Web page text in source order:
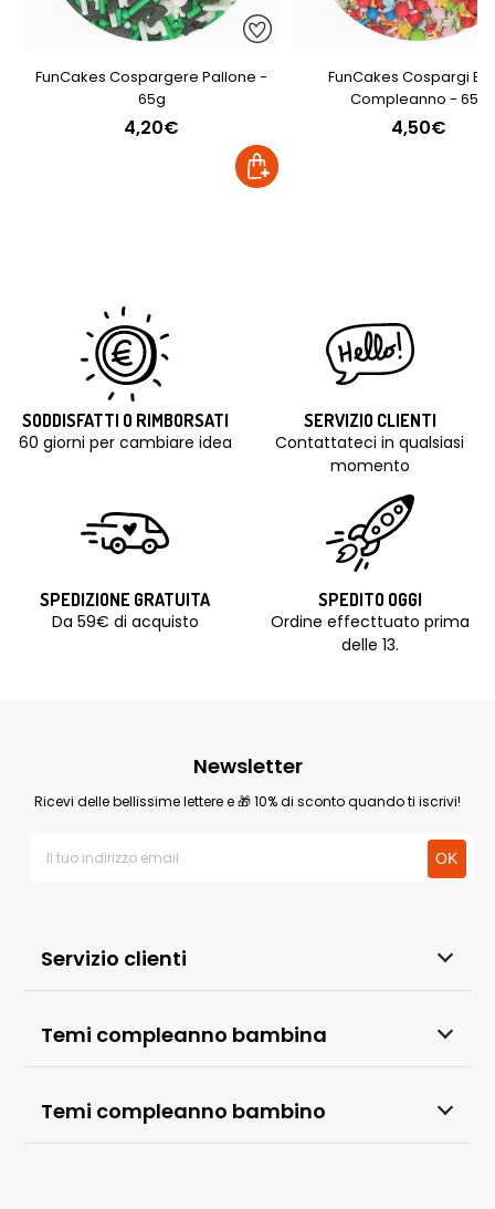
FunCakes Cospargere Pallone -
65g
4,20€
FunCakes Cospargi
Compleanno - 65g
4,50€
SODDISFATTI O RIMBORSATI
60 giorni per cambiare idea
SERVIZIO CLIENTI
Contattateci in qualsiasi
momento
SPEDIZIONE GRATUITA
Da 59€ di acquisto
SPEDITO OGGI
Ordine effecttuato prima
delle 13.
Servizio clienti
Temi compleanno bambina
Temi compleanno bambino
Newsletter
Ricevi delle bellissime lettere e 🎁 10% di sconto quando ti iscrivi!